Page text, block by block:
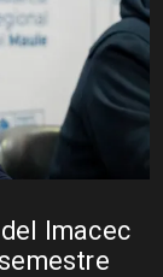
Imacec